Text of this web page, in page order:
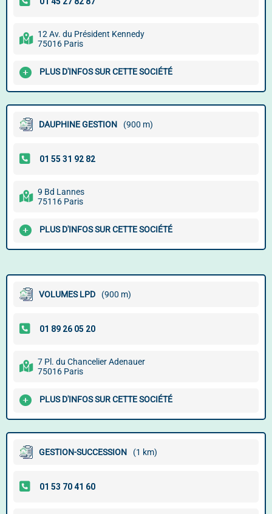
12 Av. du Président Kennedy
75016 Paris
PLUS D'INFOS SUR CETTE SOCIÉTÉ
DAUPHINE GESTION (900 m)
9 Bd Lannes
75116 Paris
PLUS D'INFOS SUR CETTE SOCIÉTÉ
VOLUMES LPD (900 m)
7 Pl. du Chancelier Adenauer
75016 Paris
PLUS D'INFOS SUR CETTE SOCIÉTÉ
GESTION-SUCCESSION (1 km)